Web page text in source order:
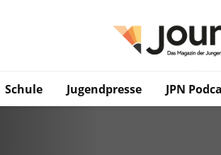
Schule Jugendpresse JPN